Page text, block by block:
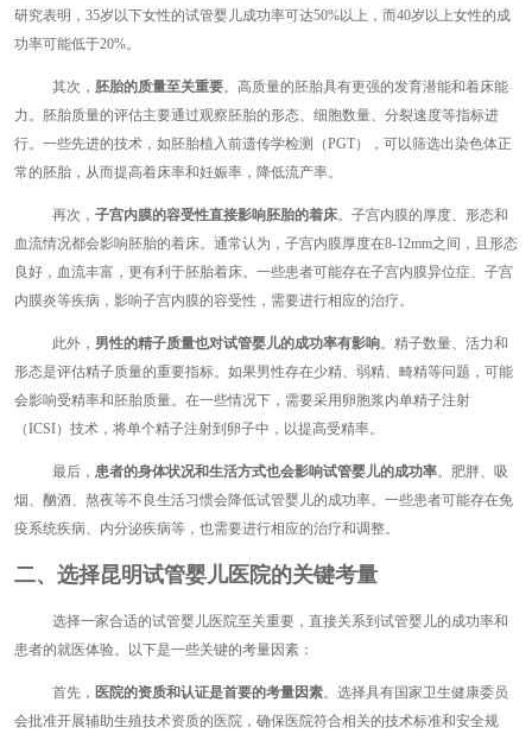
研究表明，35岁以下女性的试管婴儿成功率可达50%以上，而40岁以上女性的成
功率可能低于20%。
其次， 胚胎的质量至关重要。高质量的胚胎具有更强的发育潜能和着床能
力。胚胎质量的评估主要通过观察胚胎的形态、细胞数量、分裂速度等指标进
行。一些先进的技术，如胚胎植入前遗传学检测（PGT），可以筛选出染色体正
常的胚胎，从而提高着床率和妊娠率，降低流产率。
再次， 子宫内膜的容受性直接影响胚胎的着床。子宫内膜的厚度、形态和
血流情况都会影响胚胎的着床。通常认为，子宫内膜厚度在8-12mm之间，且形态
良好，血流丰富，更有利于胚胎着床。一些患者可能存在子宫内膜异位症、子宫
内膜炎等疾病，影响子宫内膜的容受性，需要进行相应的治疗。
此外， 男性的精子质量也对试管婴儿的成功率有影响。精子数量、活力和
形态是评估精子质量的重要指标。如果男性存在少精、弱精、畸精等问题，可能
会影响受精率和胚胎质量。在一些情况下，需要采用卵胞浆内单精子注射
（ICSI）技术，将单个精子注射到卵子中，以提高受精率。
最后， 患者的身体状况和生活方式也会影响试管婴儿的成功率。肥胖、吸
烟、酗酒、熬夜等不良生活习惯会降低试管婴儿的成功率。一些患者可能存在免
疫系统疾病、内分泌疾病等，也需要进行相应的治疗和调整。
二、选择昆明试管婴儿医院的关键考量
选择一家合适的试管婴儿医院至关重要，直接关系到试管婴儿的成功率和
患者的就医体验。以下是一些关键的考量因素：
首先， 医院的资质和认证是首要的考量因素。选择具有国家卫生健康委员
会批准开展辅助生殖技术资质的医院，确保医院符合相关的技术标准和安全规